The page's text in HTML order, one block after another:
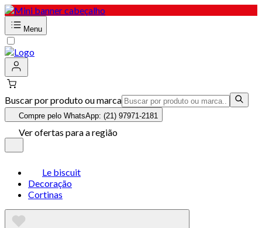
Menu
Buscar por produto ou marca
Compre pelo WhatsApp: (21) 97971-2181
Ver ofertas para a região
Le biscuit
Decoração
Cortinas